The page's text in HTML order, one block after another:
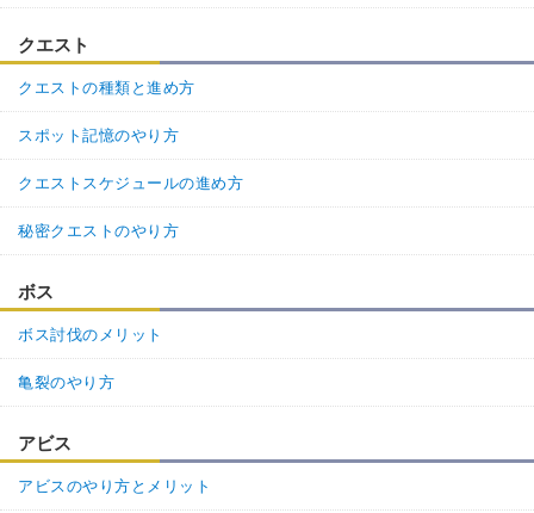
クエスト
クエストの種類と進め方
スポット記憶のやり方
クエストスケジュールの進め方
秘密クエストのやり方
ボス
ボス討伐のメリット
亀裂のやり方
アビス
アビスのやり方とメリット